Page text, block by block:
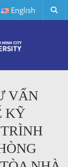
English
VẤN
KỸ